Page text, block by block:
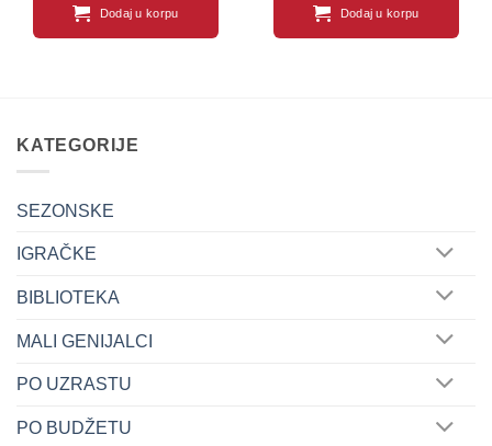
Dodaj u korpu Dodaj u korpu
KATEGORIJE
SEZONSKE
IGRAČKE
BIBLIOTEKA
MALI GENIJALCI
PO UZRASTU
PO BUDŽETU